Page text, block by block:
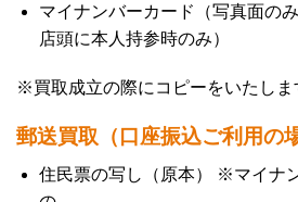
マイナンバーカード（写真面の
店頭に本人持参時のみ）
※買取成立の際にコピーをいたしま
郵送買取（口座振込ご利用の
住民票の写し（原本） ※マイナ